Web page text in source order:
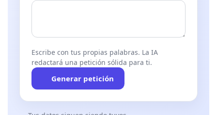
Escribe con tus propias palabras. La IA
redactará una petición sólida para ti.
Generar petición